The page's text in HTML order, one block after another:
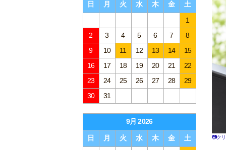
日 月 火 水 木 金 土
1
2
3 4 5 6 7
8
9
10 11 12 13 14
15
16
17 18 19 20 21
22
23
24 25 26 27 28
29
30
31
9月 2026
日 月 火 水 木 金 土 📷ク